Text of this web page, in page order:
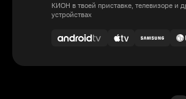
КИОН в твоей приставке, телевизоре и
устройствах